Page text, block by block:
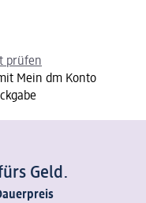
prüfen
Mein dm Konto
Geld.